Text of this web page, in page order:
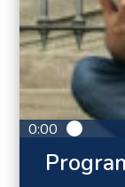
0:00